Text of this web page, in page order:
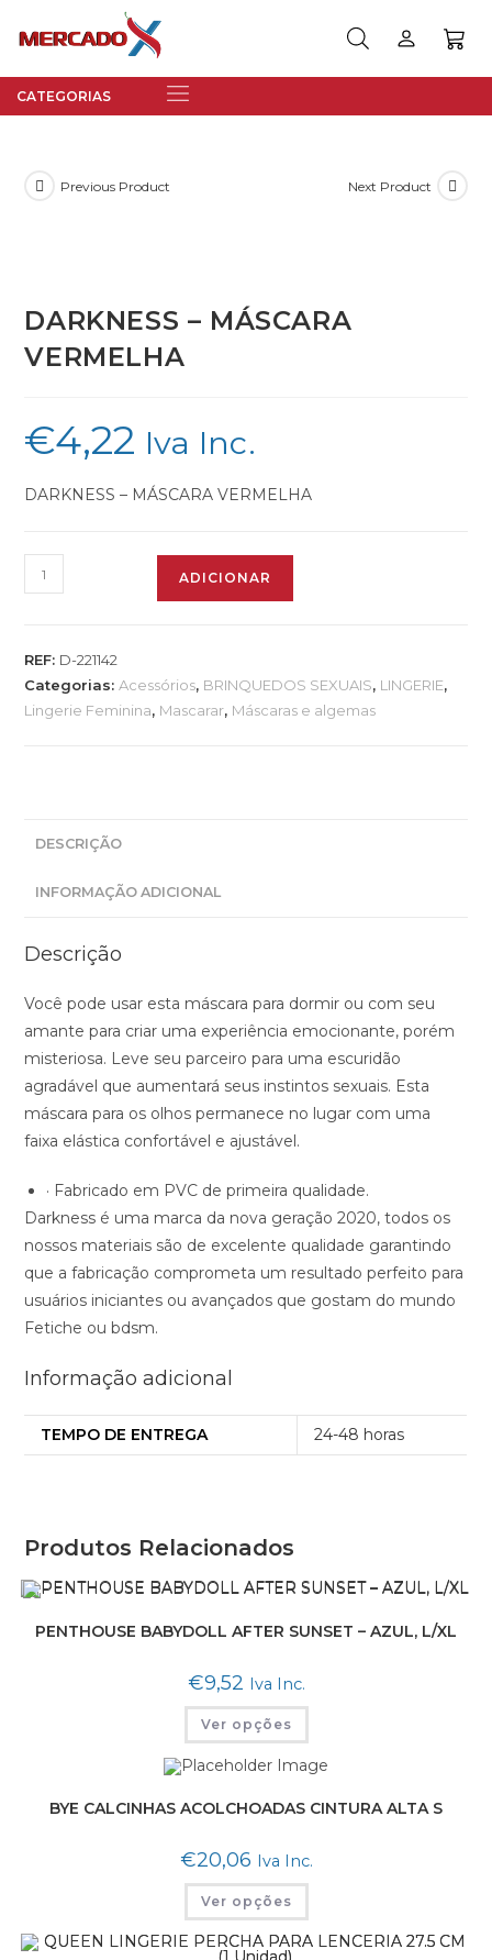
Previous Product Next Product
DARKNESS – MÁSCARA
VERMELHA
€4,22 Iva Inc.
DARKNESS – MÁSCARA VERMELHA
ADICIONAR
REF: D-221142
Categorias:Acessórios, BRINQUEDOS SEXUAIS, LINGERIE,
Lingerie Feminina, Mascarar, Máscaras e algemas
DESCRIÇÃO
INFORMAÇÃO ADICIONAL
Descrição
Você pode usar esta máscara para dormir ou com seu
amante para criar uma experiência emocionante, porém
misteriosa. Leve seu parceiro para uma escuridão
agradável que aumentará seus instintos sexuais. Esta
máscara para os olhos permanece no lugar com uma
faixa elástica confortável e ajustável.
· Fabricado em PVC de primeira qualidade.
Darkness é uma marca da nova geração 2020, todos os
nossos materiais são de excelente qualidade garantindo
que a fabricação comprometa um resultado perfeito para
usuários iniciantes ou avançados que gostam do mundo
Fetiche ou bdsm.
Informação adicional
TEMPO DE ENTREGA 24-48 horas
Produtos Relacionados
PENTHOUSE BABYDOLL AFTER SUNSET – AZUL, L/XL
€9,52 Iva Inc.
Ver opções
BYE CALCINHAS ACOLCHOADAS CINTURA ALTA S
€20,06 Iva Inc.
Ver opções